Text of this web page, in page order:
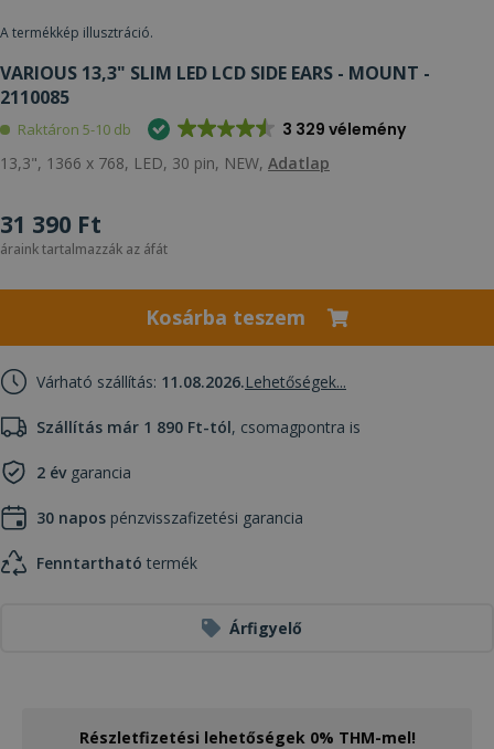
A termékkép illusztráció.
VARIOUS 13,3" SLIM LED LCD SIDE EARS - MOUNT -
2110085
Raktáron 5-10 db 3 329 vélemény
13,3", 1366 x 768, LED, 30 pin, NEW, Adatlap
31 390 Ft
áraink tartalmazzák az áfát
Kosárba teszem
Várható szállítás: 11.08.2026.Lehetőségek...
Szállítás már 1 890 Ft-tól, csomagpontra is
2 évgarancia
30 napos pénzvisszafizetési garancia
Fenntartható termék
Árfigyelő
Részletfizetési lehetőségek 0% THM-mel!